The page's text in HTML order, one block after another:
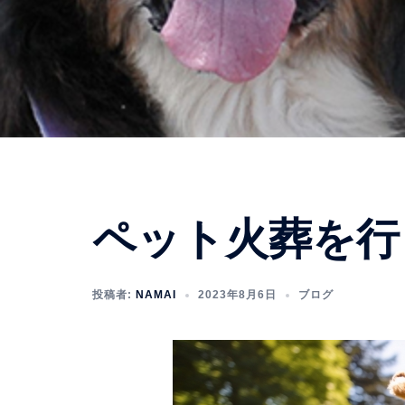
ペット火葬を
投稿者: NAMAI 2023年8月6日 ブログ